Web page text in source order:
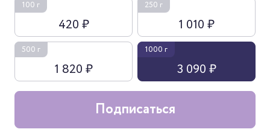
100 г
420 ₽
250 г
1 010 ₽
500 г
1 820 ₽
1000 г
3 090 ₽
Подписаться